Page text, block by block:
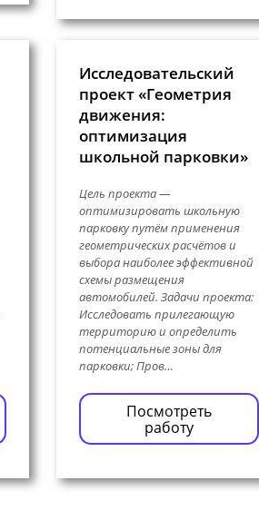
Исследовательский
проект «Геометрия
движения:
оптимизация
школьной парковки»
Цель проекта —
оптимизировать школьную
парковку путём применения
геометрических расчётов и
выбора наиболее эффективной
схемы размещения
автомобилей. Задачи проекта:
Исследовать прилегающую
территорию и определить
потенциальные зоны для
парковки; Пров…
Посмотреть
работу